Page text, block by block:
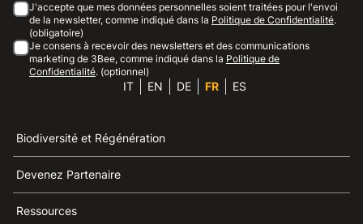
J'accepte que mes données personnelles soient traitées pour l'envoi
de la newsletter, comme indiqué dans la Politique de Confidentialité.
(obligatoire)
Je consens à recevoir des newsletters et des communications
marketing de 3Bee, comme indiqué dans la Politique de
Confidentialité. (optionnel)
IT EN DE FR ES
Biodiversité et Régénération
Devenez Partenaire
Ressources